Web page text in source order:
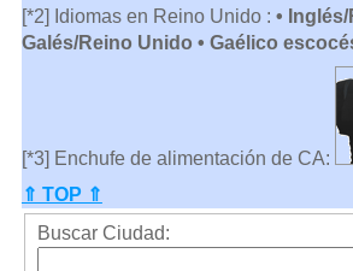
[*2] Idiomas en Reino Unido : •
Galés/Reino Unido • Gaélico
[*3] Enchufe de alimentación de CA:
⇑ TOP ⇑
Buscar Ciudad: